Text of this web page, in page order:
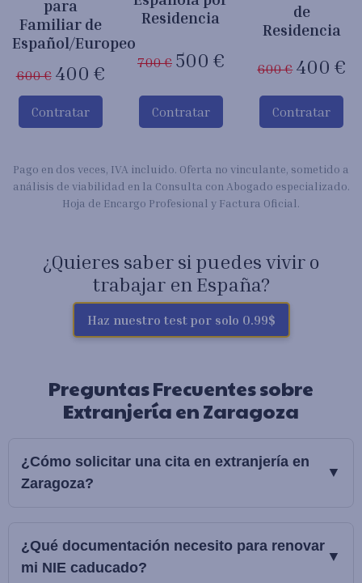
para
Familiar de
Español/Europeo
600 € 400 €
Contratar
Residencia
700 € 500 €
Contratar
de
Residencia
600 € 400 €
Contratar
Pago en dos veces, IVA incluido. Oferta no vinculante, sometido a
análisis de viabilidad en la Consulta con Abogado especializado.
Hoja de Encargo Profesional y Factura Oficial.
¿Quieres saber si puedes vivir o
trabajar en España?
Haz nuestro test por solo 0.99$
Preguntas Frecuentes sobre
Extranjería en Zaragoza
¿Cómo solicitar una cita en extranjería en
Zaragoza?
▼
fundamental preparar correctamente toda la documentación
requerida. En Extranjeria24h, te asesoramos en todo el
¿Qué documentación necesito para renovar
mi NIE caducado?
▼